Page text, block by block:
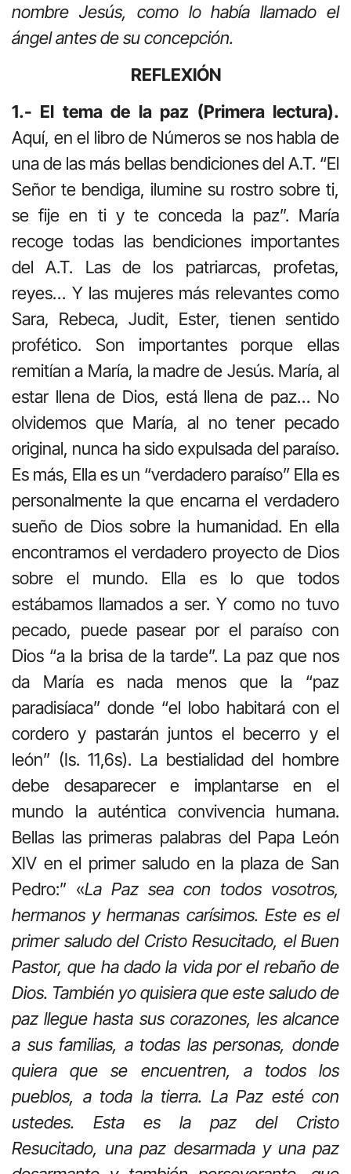
nombre Jesús, como lo había llamado el
ángel antes de su concepción.
REFLEXIÓN
1.- El tema de la paz (Primera lectura).
Aquí, en el libro de Números se nos habla de
una de las más bellas bendiciones del A.T. “El
Señor te bendiga, ilumine su rostro sobre ti,
se fije en ti y te conceda la paz”. María
recoge todas las bendiciones importantes
del A.T. Las de los patriarcas, profetas,
reyes… Y las mujeres más relevantes como
Sara, Rebeca, Judit, Ester, tienen sentido
profético. Son importantes porque ellas
remitían a María, la madre de Jesús. María, al
estar llena de Dios, está llena de paz… No
olvidemos que María, al no tener pecado
original, nunca ha sido expulsada del paraíso.
Es más, Ella es un “verdadero paraíso” Ella es
personalmente la que encarna el verdadero
sueño de Dios sobre la humanidad. En ella
encontramos el verdadero proyecto de Dios
sobre el mundo. Ella es lo que todos
estábamos llamados a ser. Y como no tuvo
pecado, puede pasear por el paraíso con
Dios “a la brisa de la tarde”. La paz que nos
da María es nada menos que la “paz
paradisíaca” donde “el lobo habitará con el
cordero y pastarán juntos el becerro y el
león” (Is. 11,6s). La bestialidad del hombre
debe desaparecer e implantarse en el
mundo la auténtica convivencia humana.
Bellas las primeras palabras del Papa León
XIV en el primer saludo en la plaza de San
Pedro:” «La Paz sea con todos vosotros,
hermanos y hermanas carísimos. Este es el
primer saludo del Cristo Resucitado, el Buen
Pastor, que ha dado la vida por el rebaño de
Dios. También yo quisiera que este saludo de
paz llegue hasta sus corazones, les alcance
a sus familias, a todas las personas, donde
quiera que se encuentren, a todos los
pueblos, a toda la tierra. La Paz esté con
ustedes. Esta es la paz del Cristo
Resucitado, una paz desarmada y una paz